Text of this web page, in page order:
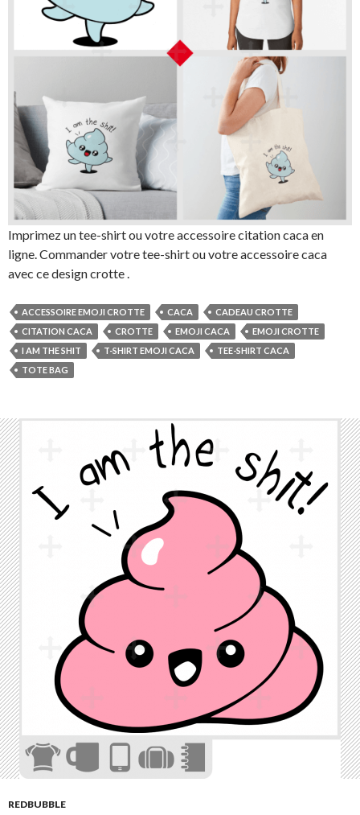
Imprimez un tee-shirt ou votre accessoire citation caca en
ligne. Commander votre tee-shirt ou votre accessoire caca
avec ce design crotte .
ACCESSOIRE EMOJI CROTTE CACA
CADEAU CROTTE
CITATION CACA
CROTTE EMOJI CACA
EMOJI CROTTE
I AM THE SHIT
T-SHIRT EMOJI CACA
TEE-SHIRT CACA
TOTE BAG
REDBUBBLE